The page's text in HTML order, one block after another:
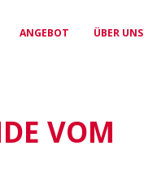
POLITIK
Unserer politische Stimme
ANGEBOT
PRESSEAUSWEIS
Professionelle Anerkennung
ÜBER UNS
TEAM
Erfahrene Sekretär:innen
VOM